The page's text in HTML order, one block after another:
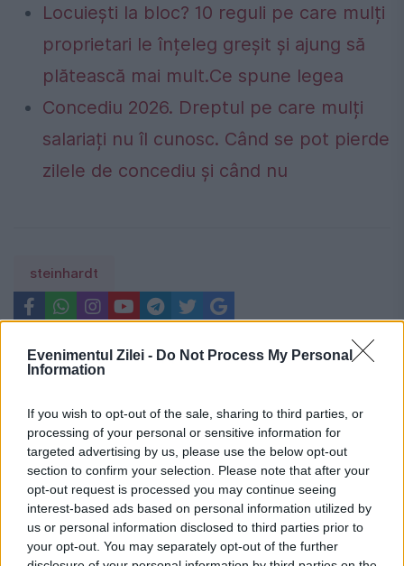
Evenimentul Zilei - Do Not Process My Personal
Information
If you wish to opt-out of the sale, sharing to third parties, or
processing of your personal or sensitive information for
targeted advertising by us, please use the below opt-out
section to confirm your selection. Please note that after your
opt-out request is processed you may continue seeing
interest-based ads based on personal information utilized by
us or personal information disclosed to third parties prior to
your opt-out. You may separately opt-out of the further
Locuiești la bloc? 10 reguli pe care mulți
proprietari le înțeleg greșit și ajung să
plătească mai mult.Ce spune legea
Concediu 2026. Dreptul pe care mulți
salariați nu îl cunosc. Când se pot pierde
zilele de concediu și când nu
steinhardt